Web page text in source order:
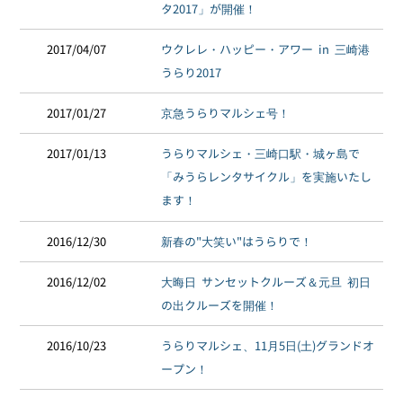
タ2017」が開催！
2017/04/07
ウクレレ・ハッピー・アワー in 三崎港
うらり2017
2017/01/27 京急うらりマルシェ号！
2017/01/13
うらりマルシェ・三崎口駅・城ヶ島で
「みうらレンタサイクル」を実施いたし
ます！
2016/12/30 新春の"大笑い"はうらりで！
2016/12/02
大晦日 サンセットクルーズ＆元旦 初日
の出クルーズを開催！
2016/10/23
うらりマルシェ、11月5日(土)グランドオ
ープン！